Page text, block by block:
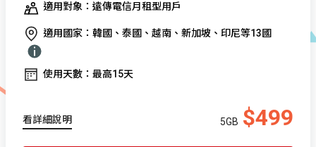
適用對象：遠傳電信月租型用戶
適用國家：韓國、泰國、越南、新加坡、印尼等13國
使用天數：最高15天
看詳細說明 5GB $499